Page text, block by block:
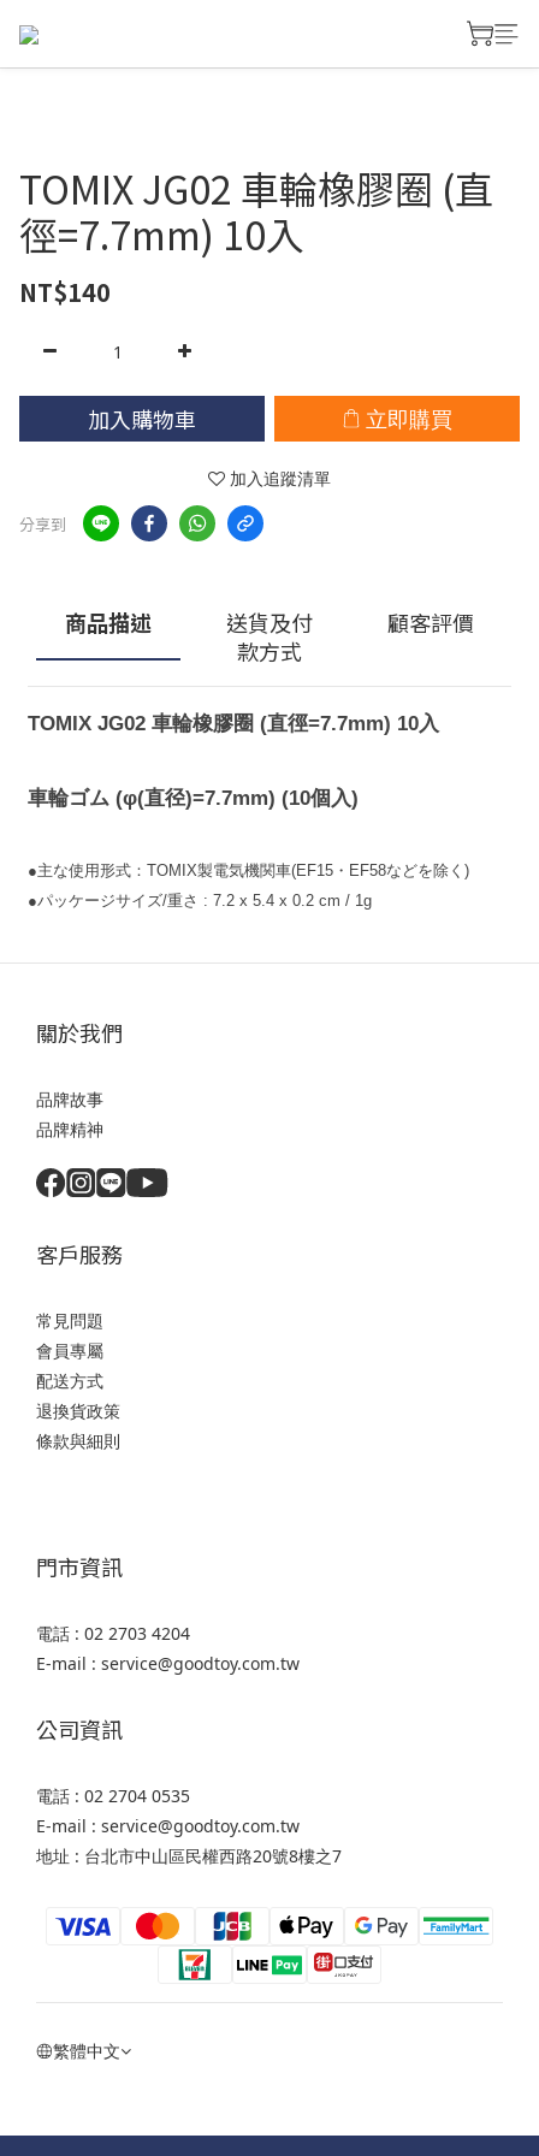
TOMIX JG02 車輪橡膠圈 (直
徑=7.7mm) 10入
NT$140
加入購物車 立即購買
加入追蹤清單
分享到
商品描述
送貨及付
款方式
顧客評價
TOMIX JG02 車輪橡膠圈 (直徑=7.7mm) 10入
車輪ゴム (φ(直径)=7.7mm) (10個入)
●主な使用形式：TOMIX製電気機関車(EF15・EF58などを除く)
●パッケージサイズ/重さ : 7.2 x 5.4 x 0.2 cm / 1g
關於我們
品牌故事
品牌精神
客戶服務
常見問題
會員專屬
配送方式
退換貨政策
條款與細則
門市資訊
電話 : 02 2703 4204
E-mail : service@goodtoy.com.tw
公司資訊
電話 : 02 2704 0535
E-mail : service@goodtoy.com.tw
地址 : 台北市中山區民權西路20號8樓之7
繁體中文